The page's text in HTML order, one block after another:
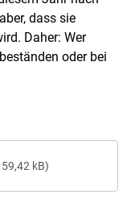
dass sie
Daher: Wer
oder bei
kB